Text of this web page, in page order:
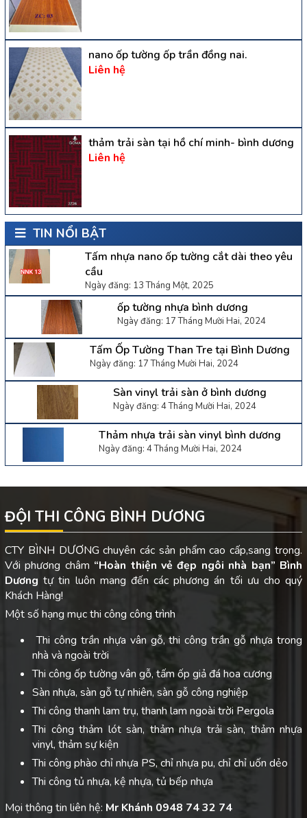
nano ốp tường ốp trần đồng nai.
Liên hệ
thảm trải sàn tại hồ chí minh- bình dương
Liên hệ
TIN NỔI BẬT
Tấm nhựa nano ốp tường cắt dài theo yêu
cầu
Ngày đăng: 13 Tháng Một, 2025
ốp tường nhựa bình dương
Ngày đăng: 17 Tháng Mười Hai, 2024
Tấm Ốp Tường Than Tre tại Bình Dương
Ngày đăng: 17 Tháng Mười Hai, 2024
Sàn vinyl trải sàn ở bình dương
Ngày đăng: 4 Tháng Mười Hai, 2024
Thảm nhựa trải sàn vinyl bình dương
Ngày đăng: 4 Tháng Mười Hai, 2024
ĐỘI THI CÔNG BÌNH DƯƠNG
CTY BÌNH DƯƠNG chuyên các sản phẩm cao cấp,sang trọng.
Với phương châm “Hoàn thiện vẻ đẹp ngôi nhà bạn” Bình
Dươngtự tin luôn mang đến các phương án tối ưu cho quý
Khách Hàng!
Một số hạng mục thi công công trình
Thi công trần nhựa vân gỗ, thi công trần gỗ nhựa trong
nhà và ngoài trời
Thi công ốp tường vân gỗ, tấm ốp giả đá hoa cương
Sàn nhựa, sàn gỗ tự nhiên, sàn gỗ công nghiệp
Thi công thanh lam trụ, thanh lam ngoài trời Pergola
Thi công thảm lót sàn, thảm nhựa trải sàn, thảm nhựa
vinyl, thảm sự kiện
Thi công phào chỉ nhựa PS, chỉ nhựa pu, chỉ chỉ uốn dẻo
Thi công tủ nhựa, kệ nhựa, tủ bếp nhựa
Mọi thông tin liên hệ: Mr Khánh 0948 74 32 74